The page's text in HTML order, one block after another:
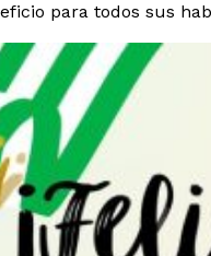
para todos sus